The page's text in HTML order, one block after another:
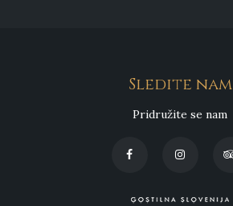
Sledite nam
Pridružite se nam